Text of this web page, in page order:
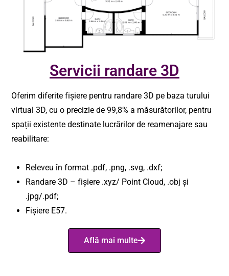
Servicii randare 3D
Oferim diferite fișiere pentru randare 3D pe baza turului
virtual 3D, cu o precizie de 99,8% a măsurătorilor, pentru
spații existente destinate lucrărilor de reamenajare sau
reabilitare:
Releveu în format .pdf, .png, .svg, .dxf;
Randare 3D – fișiere .xyz/ Point Cloud, .obj și
.jpg/.pdf;
Fișiere E57.
Află mai multe